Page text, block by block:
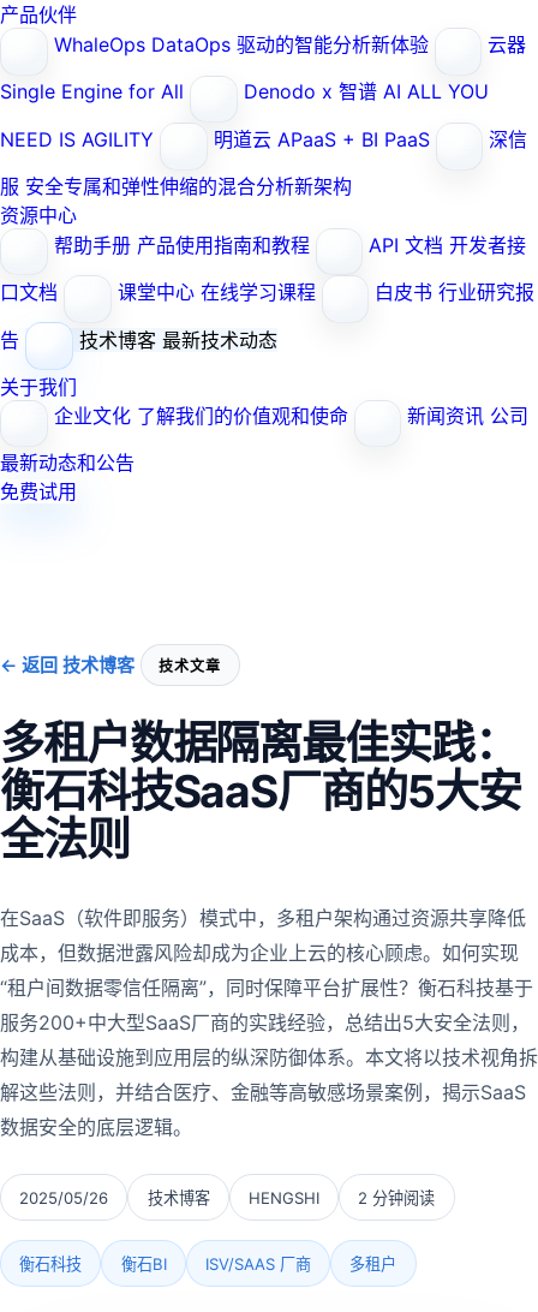
产品伙伴
WhaleOps DataOps 驱动的智能分析新体验
云器
Single Engine for All
Denodo x 智谱 AI ALL YOU
NEED IS AGILITY
明道云 APaaS + BI PaaS
深信
服 安全专属和弹性伸缩的混合分析新架构
资源中心
帮助手册 产品使用指南和教程 API 文档 开发者接
口文档
课堂中心 在线学习课程 白皮书 行业研究报
告
技术博客 最新技术动态
关于我们
企业文化 了解我们的价值观和使命 新闻资讯 公司
最新动态和公告
免费试用
← 返回 技术博客 技术文章
多租户数据隔离最佳实践：
衡石科技SaaS厂商的5大安
全法则
在SaaS（软件即服务）模式中，多租户架构通过资源共享降低
成本，但数据泄露风险却成为企业上云的核心顾虑。如何实现
“租户间数据零信任隔离”，同时保障平台扩展性？衡石科技基于
服务200+中大型SaaS厂商的实践经验，总结出5大安全法则，
构建从基础设施到应用层的纵深防御体系。本文将以技术视角拆
解这些法则，并结合医疗、金融等高敏感场景案例，揭示SaaS
数据安全的底层逻辑。
2025/05/26 技术博客 HENGSHI 2 分钟阅读
衡石科技 衡石BI ISV/SAAS 厂商 多租户